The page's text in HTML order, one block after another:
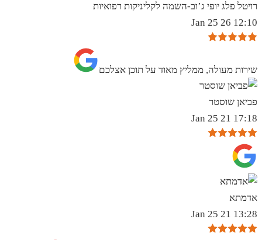
רויטל פלג יופי ג’וב-השמה לקליניקות רפואיות
12:10 26 Jan 25
שירות מעולה, ממליץ מאוד על תוכן אצלכם
פביאן שוסטר
17:18 21 Jan 25
אדמתא
13:28 21 Jan 25